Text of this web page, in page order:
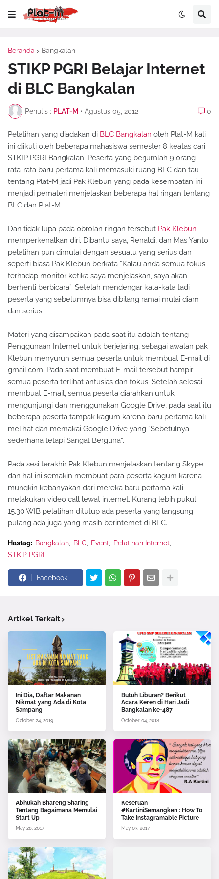
Beranda Bangkalan
STIKP PGRI Belajar Internet
di BLC Bangkalan
Penulis : PLAT-M • Agustus 05, 2012 0
Pelatihan yang diadakan di BLC Bangkalan oleh Plat-M kali
ini diikuti oleh beberapa mahasiswa semester 8 keatas dari
STKIP PGRI Bangkalan. Peserta yang berjumlah 9 orang
rata-rata baru pertama kali memasuki ruang BLC dan tau
tentang Plat-M jadi Pak Klebun yang pada kesempatan ini
menjadi pemateri menjelaskan beberapa hal ringan tentang
BLC dan Plat-M.
Dan tidak lupa pada obrolan ringan tersebut Pak Klebun
memperkenalkan diri. Dibantu saya, Renaldi, dan Mas Yanto
pelatihan pun dimulai dengan sesuatu yang serius dan
seperti biasa Pak Klebun berkata “Kalau anda semua fokus
terhadap monitor ketika saya menjelaskan, saya akan
berhenti berbicara”. Setelah mendengar kata-kata tadi
peserta yang sebelumnya bisa dibilang ramai mulai diam
dan serius.
Materi yang disampaikan pada saat itu adalah tentang
Penggunaan Internet untuk berjejaring, sebagai awalan pak
Klebun menyuruh semua peserta untuk membuat E-mail di
gmail.com. Pada saat membuat E-mail tersebut hampir
semua peserta terlihat antusias dan fokus. Setelah selesai
membuat E-mail, semua peserta diarahkan untuk
mengunjungi dan menggunakan Google Drive, pada saat itu
beberapa peserta tampak kagum karena baru pertama kali
melihat dan memakai Google Drive yang “Sebetulnya
sederhana tetapi Sangat Berguna”.
Pada sesi terakhir Pak Klebun menjelaskan tentang Skype
dan hal ini semakin membuat para peserta kagum karena
mungkin kebanyakan dari mereka baru pertama kali
melakukan video call lewat internet. Kurang lebih pukul
15.30 WIB pelatihan ditutup ada peserta yang langsung
pulang ada juga yang masih berinternet di BLC.
Hastag: Bangkalan BLC Event
Pelatihan Internet
STKIP PGRI
Facebook
Artikel Terkait
Ini Dia, Daftar Makanan
Nikmat yang Ada di Kota
Sampang
October 24, 2019
Butuh Liburan? Berikut
Acara Keren di Hari Jadi
Bangkalan ke-487
October 04, 2018
Abhukah Bhareng Sharing
Tentang Bagaimana Memulai
Start Up
May 28, 2017
Keseruan
#KartiniSemangken : How To
Take Instagramable Picture
May 03, 2017